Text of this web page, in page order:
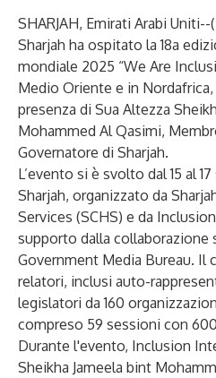
SHARJAH, Emirati Arabi Uniti--(
Sharjah ha ospitato la 18a
mondiale 2025 “We Are
Medio Oriente e in
presenza di Sua Altezza
Mohammed Al Qasimi,
Governatore di Sharjah.
L’evento si è svolto dal 15 al
Sharjah, organizzato da
Services (SCHS) e da
supporto dalla collaborazione
Government Media Bureau. Il
relatori, inclusi auto-
legislatori da 160
compreso 59 sessioni con
Durante l'evento, Inclusion
Sheikha Jameela bint